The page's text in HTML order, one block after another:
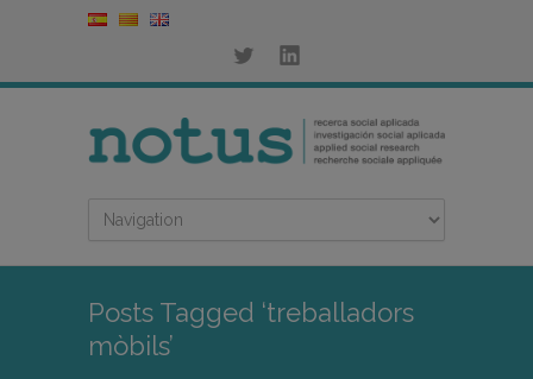
Posts Tagged ‘treballadors
mòbils’